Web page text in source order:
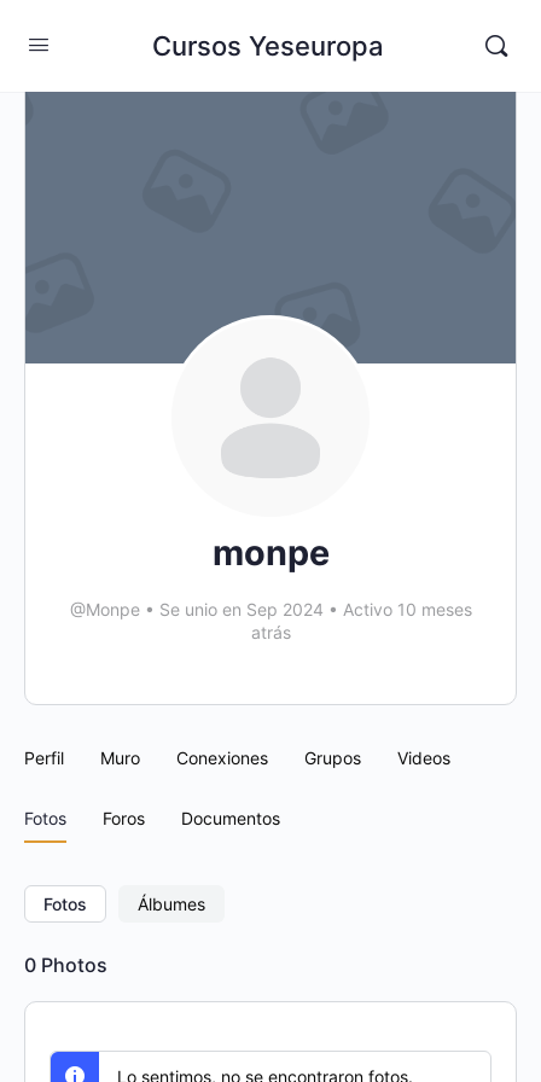
Cursos Yeseuropa
monpe
@Monpe • Se unio en Sep 2024 • Activo 10 meses
atrás
Perfil Muro Conexiones Grupos Videos
Fotos Foros Documentos
Fotos Álbumes
0 Photos
Lo sentimos, no se encontraron fotos.